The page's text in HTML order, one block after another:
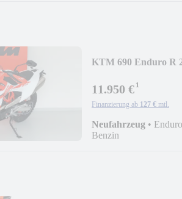
KTM 690 Enduro R
11.950 €¹
Finanzierung ab 127 € mtl.
Neufahrzeug •
Benzin